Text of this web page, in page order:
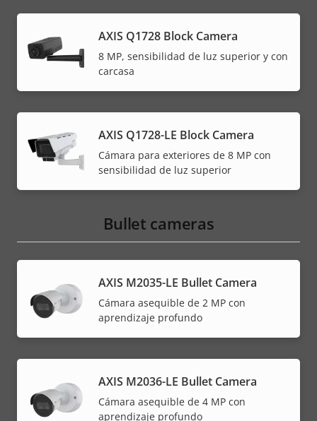
AXIS Q1728 Block Camera
8 MP, sensibilidad de luz superior y con
carcasa
AXIS Q1728-LE Block Camera
Cámara para exteriores de 8 MP con
sensibilidad de luz superior
Bullet cameras
AXIS M2035-LE Bullet Camera
Cámara asequible de 2 MP con
aprendizaje profundo
AXIS M2036-LE Bullet Camera
Cámara asequible de 4 MP con
aprendizaje profundo